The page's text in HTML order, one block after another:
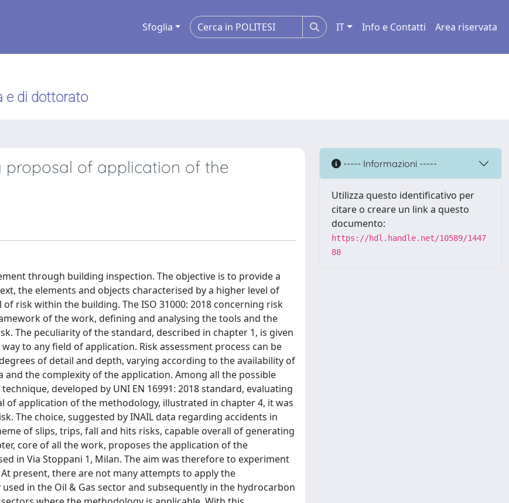
Sfoglia IT Info e Contatti Area riservata
e di dottorato
proposal of application of the
through building inspection. The objective is to provide a
the elements and objects characterised by a higher level of
risk within the building. The ISO 31000: 2018 concerning risk
of the work, defining and analysing the tools and the
The peculiarity of the standard, described in chapter 1, is given
to any field of application. Risk assessment process can be
of detail and depth, varying according to the availability of
the complexity of the application. Among all the possible
developed by UNI EN 16991: 2018 standard, evaluating
of application of the methodology, illustrated in chapter 4, it was
The choice, suggested by INAIL data regarding accidents in
of slips, trips, fall and hits risks, capable overall of generating
core of all the work, proposes the application of the
in Via Stoppani 1, Milan. The aim was therefore to experiment
present, there are not many attempts to apply the
in the Oil & Gas sector and subsequently in the hydrocarbon
----- Informazioni -----
Utilizza questo identificativo per
citare o creare un link a questo
documento:
https://hdl.handle.net/10589/1447
88